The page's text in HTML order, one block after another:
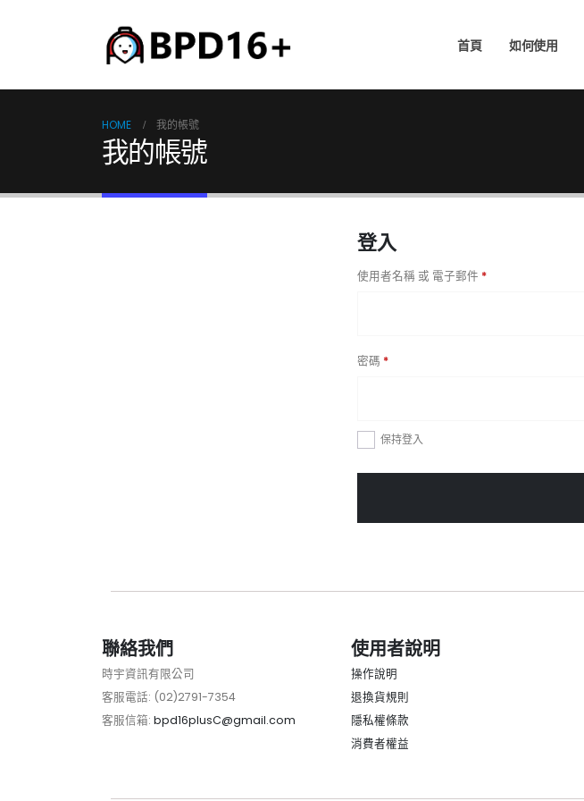
首頁 如何使用
HOME 我的帳號
我的帳號
登入
使用者名稱 或 電子郵件 *
密碼 *
保持登入
聯絡我們
時宇資訊有限公司
客服電話: (02)2791-7354
客服信箱: bpd16plusC@gmail.com
使用者說明
操作說明
退換貨規則
隱私權條款
消費者權益